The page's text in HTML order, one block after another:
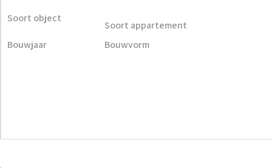
Soort object
Soort appartement
Bouwjaar
Bouwvorm